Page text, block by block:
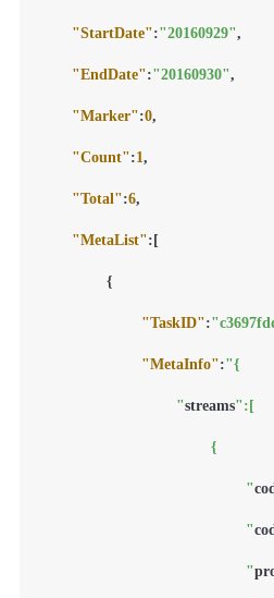
"StartDate":"20160929",
"EndDate":"20160930",
"Marker":0,
"Count":1,
"Total":6,
"MetaList": [
{
"TaskID":
"MetaInfo":"{
				"
streams":[
						"
						"
						"